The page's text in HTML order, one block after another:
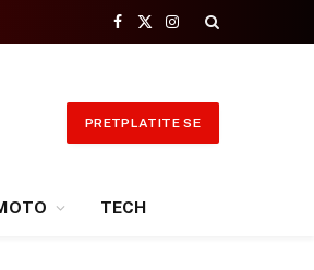
Facebook
X
Instagram
PRETPLATITE SE
TECH